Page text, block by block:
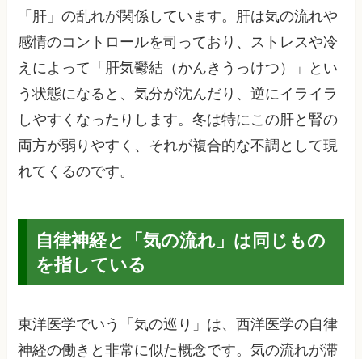
「肝」の乱れが関係しています。肝は気の流れや
感情のコントロールを司っており、ストレスや冷
えによって「肝気鬱結（かんきうっけつ）」とい
う状態になると、気分が沈んだり、逆にイライラ
しやすくなったりします。冬は特にこの肝と腎の
両方が弱りやすく、それが複合的な不調として現
れてくるのです。
自律神経と「気の流れ」は同じもの
を指している
東洋医学でいう「気の巡り」は、西洋医学の自律
神経の働きと非常に似た概念です。気の流れが滞